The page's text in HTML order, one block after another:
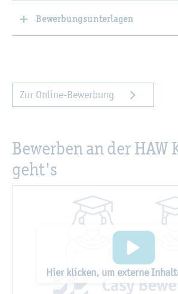
Bewerbungsunterlagen
Zur On­line-Be­wer­bung
Be­wer­ben an der HAW
geht's
Hier kli­cken, um ex­ter­ne